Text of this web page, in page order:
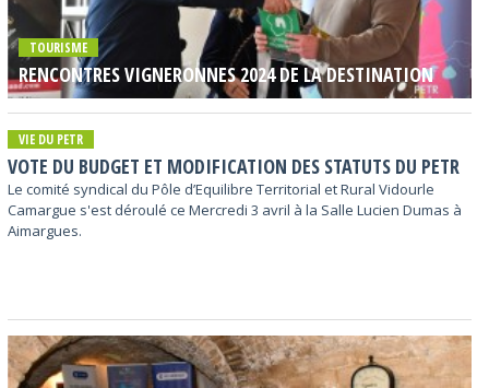
TOURISME
RENCONTRES VIGNERONNES 2024 DE LA DESTINATION
VIE DU PETR
VOTE DU BUDGET ET MODIFICATION DES STATUTS DU PETR
Le comité syndical du Pôle d’Equilibre Territorial et Rural Vidourle
Camargue s'est déroulé ce Mercredi 3 avril à la Salle Lucien Dumas à
Aimargues.